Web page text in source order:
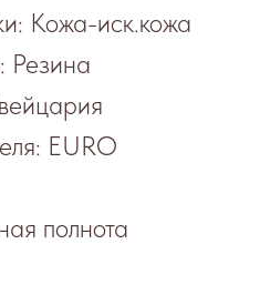
Кожа-иск.кожа
Резина
EURO
полнота